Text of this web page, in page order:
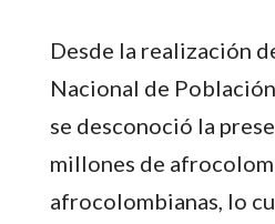
Desde la realización
Nacional de
se desconoció la
millones de
afrocolombianas, lo